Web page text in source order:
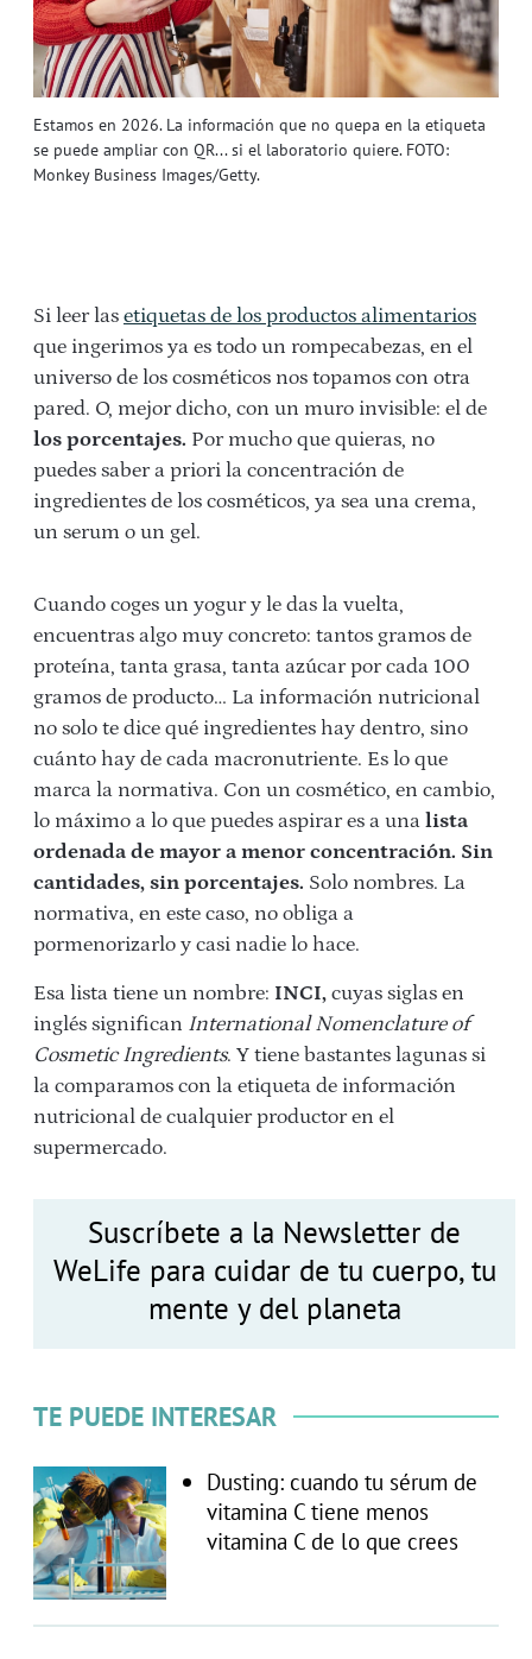
Estamos en 2026. La información que no quepa en la etiqueta
se puede ampliar con QR... si el laboratorio quiere. FOTO:
Monkey Business Images/Getty.
Si leer las etiquetas de los productos alimentarios
que ingerimos ya es todo un rompecabezas, en el
universo de los cosméticos nos topamos con otra
pared. O, mejor dicho, con un muro invisible: el de
los porcentajes. Por mucho que quieras, no
puedes saber a priori la concentración de
ingredientes de los cosméticos, ya sea una crema,
un serum o un gel.
Cuando coges un yogur y le das la vuelta,
encuentras algo muy concreto: tantos gramos de
proteína, tanta grasa, tanta azúcar por cada 100
gramos de producto… La información nutricional
no solo te dice qué ingredientes hay dentro, sino
cuánto hay de cada macronutriente. Es lo que
marca la normativa. Con un cosmético, en cambio,
lo máximo a lo que puedes aspirar es a una lista
ordenada de mayor a menor concentración. Sin
cantidades, sin porcentajes. Solo nombres. La
normativa, en este caso, no obliga a
pormenorizarlo y casi nadie lo hace.
Esa lista tiene un nombre: INCI, cuyas siglas en
inglés significan International Nomenclature of
Cosmetic Ingredients. Y tiene bastantes lagunas si
la comparamos con la etiqueta de información
nutricional de cualquier productor en el
supermercado.
Suscríbete a la Newsletter de
WeLife para cuidar de tu cuerpo, tu
mente y del planeta
TE PUEDE INTERESAR
Dusting: cuando tu sérum de
vitamina C tiene menos
vitamina C de lo que crees